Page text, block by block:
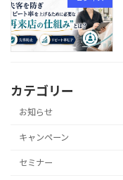
カテゴリー
お知らせ
キャンペーン
セミナー